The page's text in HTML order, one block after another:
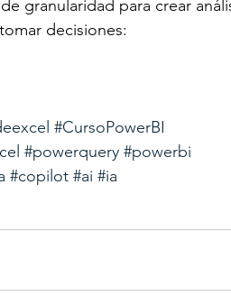
granularidad para crear
decisiones:
#CursoPowerBI
#powerquery #powerbi
#copilot #ai #ia